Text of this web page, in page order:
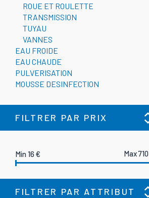
ROUE ET ROULETTE
TRANSMISSION
TUYAU
VANNES
EAU FROIDE
EAU CHAUDE
PULVERISATION
MOUSSE DESINFECTION
FILTRER PAR PRIX
16 710
FILTRER PAR ATTRIBUT